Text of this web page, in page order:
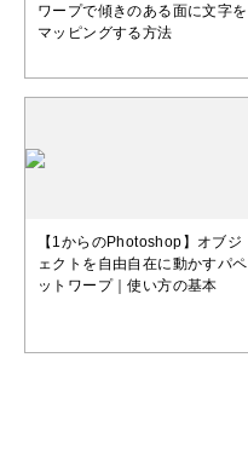
ワープで傾きのある面に文字を
マッピングする方法
【1からのPhotoshop】オブジ
ェクトを自由自在に動かすパペ
ットワープ｜使い方の基本